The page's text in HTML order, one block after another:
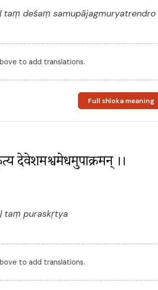
deśaṃ samupājagmuryatrendro
to add translations.
Full shloka meaning
देवेशमश्वमेधमुपाक्रमन् ।।
taṃ puraskṛtya
to add translations.